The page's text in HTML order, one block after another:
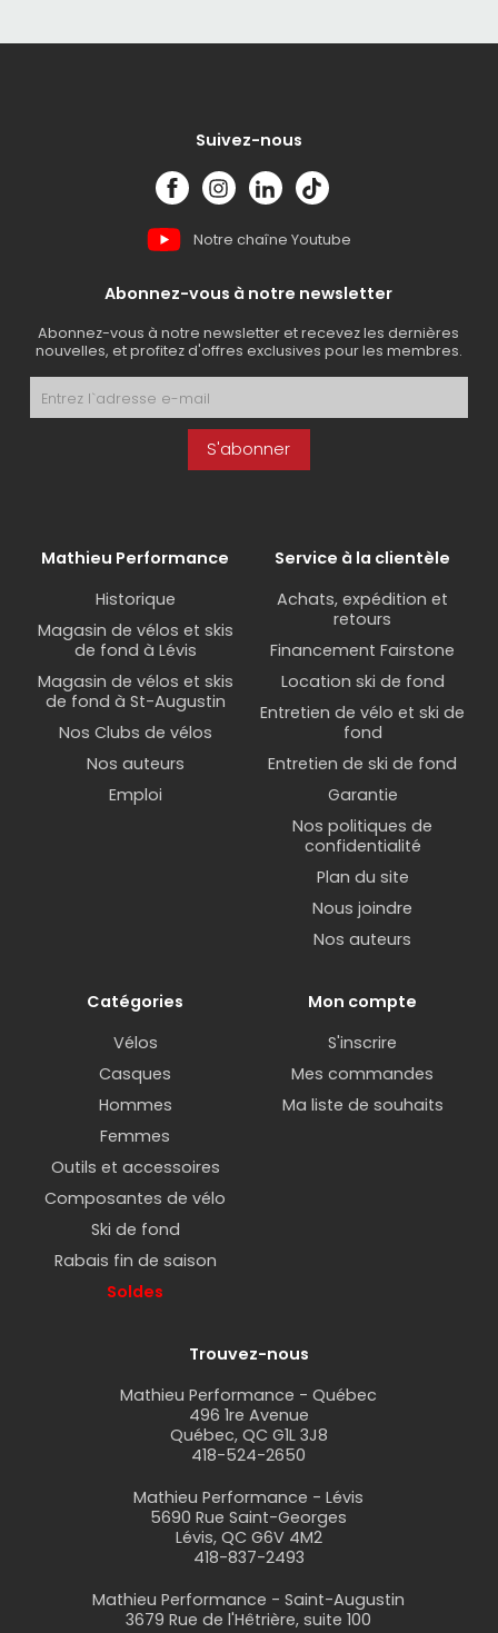
Suivez-nous
Notre chaîne Youtube
Abonnez-vous à notre newsletter
Abonnez-vous à notre newsletter et recevez les dernières
nouvelles, et profitez d'offres exclusives pour les membres.
S'abonner
Mathieu Performance
Historique
Magasin de vélos et skis
de fond à Lévis
Magasin de vélos et skis
de fond à St-Augustin
Nos Clubs de vélos
Nos auteurs
Emploi
Service à la clientèle
Achats, expédition et
retours
Financement Fairstone
Location ski de fond
Entretien de vélo et ski de
fond
Entretien de ski de fond
Garantie
Nos politiques de
confidentialité
Plan du site
Nous joindre
Nos auteurs
Catégories
Vélos
Casques
Hommes
Femmes
Outils et accessoires
Composantes de vélo
Ski de fond
Rabais fin de saison
Soldes
Mon compte
S'inscrire
Mes commandes
Ma liste de souhaits
Trouvez-nous
Mathieu Performance - Québec
496 1re Avenue
Québec, QC G1L 3J8
418-524-2650
Mathieu Performance - Lévis
5690 Rue Saint-Georges
Lévis, QC G6V 4M2
418-837-2493
Mathieu Performance - Saint-Augustin
3679 Rue de l'Hêtrière, suite 100